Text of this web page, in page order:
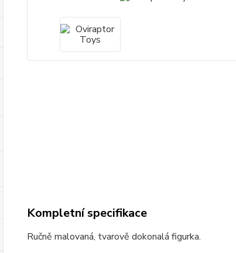
Kompletní specifikace
Ručně malovaná, tvarově dokonalá figurka.